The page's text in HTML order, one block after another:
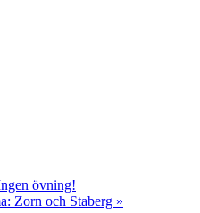
övning!
Zorn och Staberg »